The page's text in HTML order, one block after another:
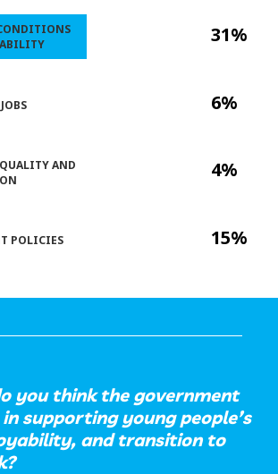
31%
6%
4%
15%
AND
POLICIES
you think the government
supporting young people’s
and transition to